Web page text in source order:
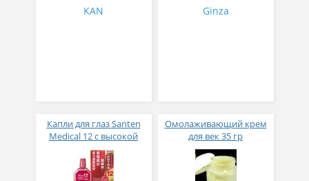
KAN Ginza
Капли для глаз Santen
Medical 12 с высокой
концентрацией
активных компонентов
12 мл
Омолаживающий крем
для век 35 гр